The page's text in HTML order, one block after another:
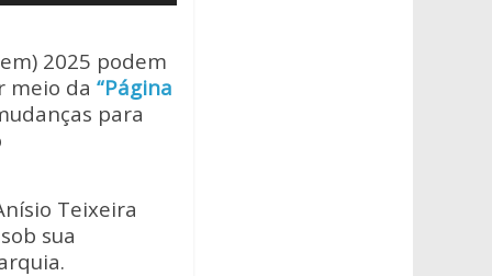
para
cima
aumentar
2025 podem
meio da “Página
para
Teixeira
sua